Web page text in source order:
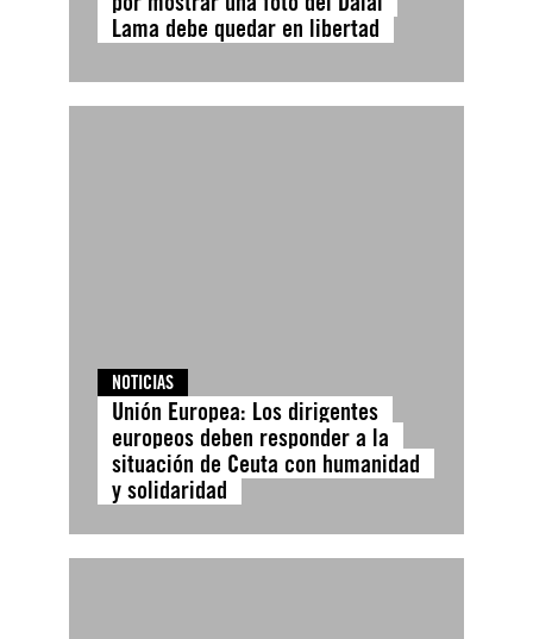
Lama debe quedar en libertad
NOTICIAS
Unión Europea: Los dirigentes
europeos deben responder a la
situación de Ceuta con humanidad
y solidaridad